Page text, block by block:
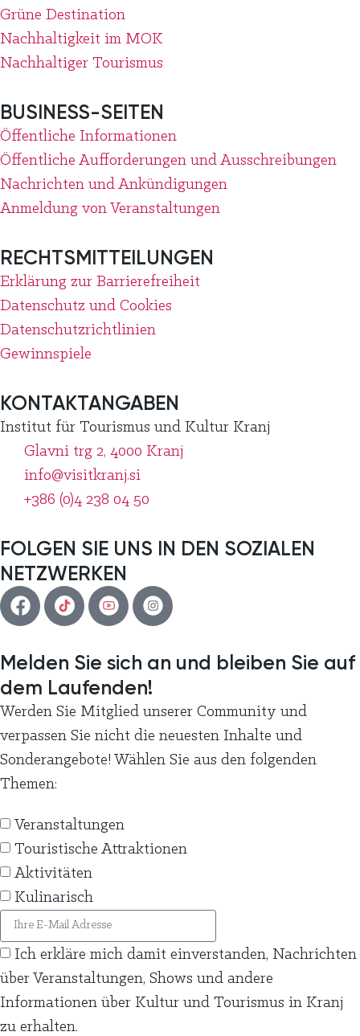
Grüne Destination
Nachhaltigkeit im MOK
Nachhaltiger Tourismus
BUSINESS-SEITEN
Öffentliche Informationen
Öffentliche Aufforderungen und Ausschreibungen
Nachrichten und Ankündigungen
Anmeldung von Veranstaltungen
RECHTSMITTEILUNGEN
Erklärung zur Barrierefreiheit
Datenschutz und Cookies
Datenschutzrichtlinien
Gewinnspiele
KONTAKTANGABEN
Institut für Tourismus und Kultur Kranj
Glavni trg 2, 4000 Kranj
info@visitkranj.si
+386 (0)4 238 04 50
FOLGEN SIE UNS IN DEN SOZIALEN
NETZWERKEN
Melden Sie sich an und bleiben Sie auf
dem Laufenden!
Werden Sie Mitglied unserer Community und
verpassen Sie nicht die neuesten Inhalte und
Sonderangebote! Wählen Sie aus den folgenden
Themen:
Veranstaltungen
Touristische Attraktionen
Aktivitäten
Kulinarisch
Ich erkläre mich damit einverstanden, Nachrichten
über Veranstaltungen, Shows und andere
Informationen über Kultur und Tourismus in Kranj
zu erhalten.